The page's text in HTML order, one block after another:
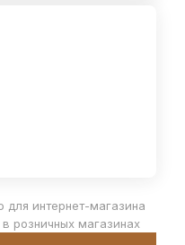
для интернет-магазина
розничных магазинах